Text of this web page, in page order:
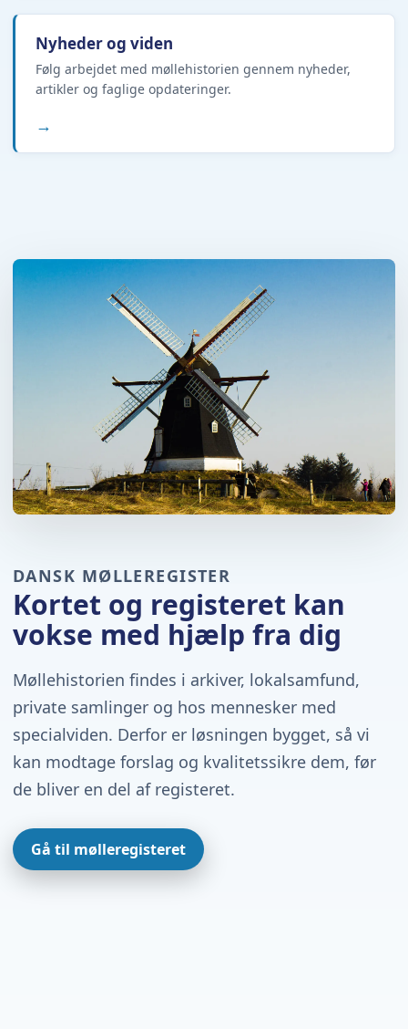
Nyheder og viden
Følg arbejdet med møllehistorien gennem nyheder,
artikler og faglige opdateringer.
→
DANSK MØLLEREGISTER
Kortet og registeret kan
vokse med hjælp fra dig
Møllehistorien findes i arkiver, lokalsamfund,
private samlinger og hos mennesker med
specialviden. Derfor er løsningen bygget, så vi
kan modtage forslag og kvalitetssikre dem, før
de bliver en del af registeret.
Gå til mølleregisteret